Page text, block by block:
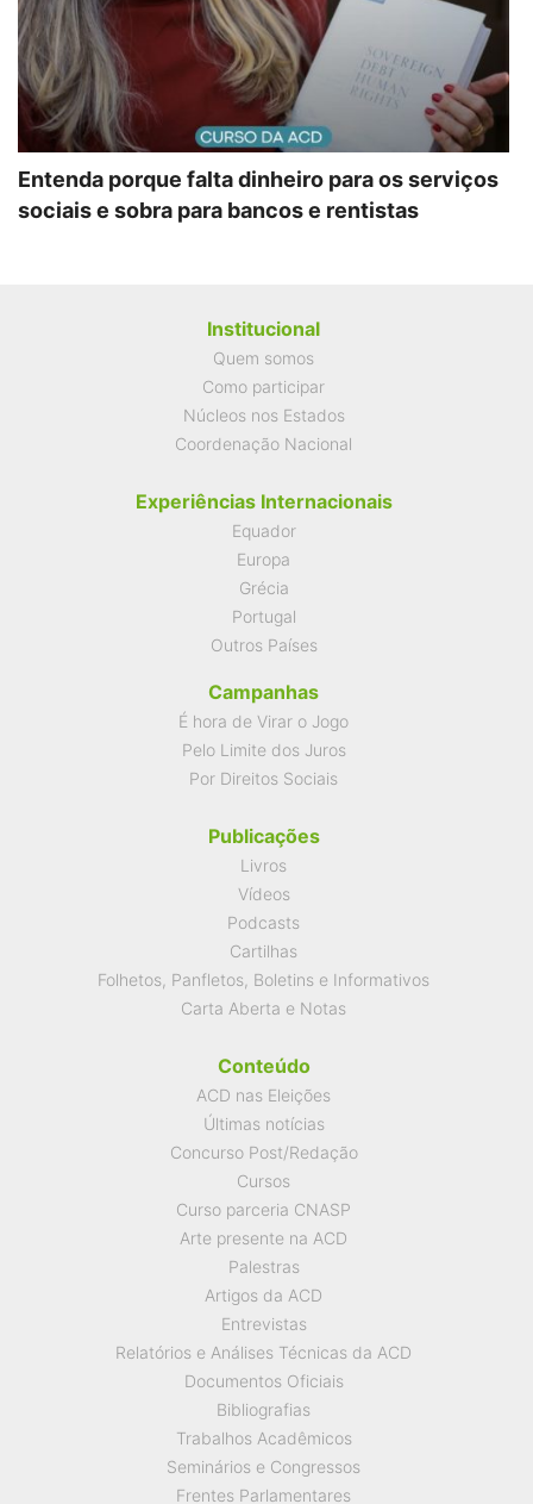
Entenda porque falta dinheiro para os serviços
sociais e sobra para bancos e rentistas
Institucional
Quem somos
Como participar
Núcleos nos Estados
Coordenação Nacional
Experiências Internacionais
Equador
Europa
Grécia
Portugal
Outros Países
Campanhas
É hora de Virar o Jogo
Pelo Limite dos Juros
Por Direitos Sociais
Publicações
Livros
Vídeos
Podcasts
Cartilhas
Folhetos, Panfletos, Boletins e Informativos
Carta Aberta e Notas
Conteúdo
ACD nas Eleições
Últimas notícias
Concurso Post/Redação
Cursos
Curso parceria CNASP
Arte presente na ACD
Palestras
Artigos da ACD
Entrevistas
Relatórios e Análises Técnicas da ACD
Documentos Oficiais
Bibliografias
Trabalhos Acadêmicos
Seminários e Congressos
Frentes Parlamentares